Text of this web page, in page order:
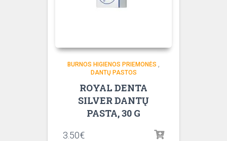
BURNOS HIGIENOS PRIEMONĖS
DANTŲ PASTOS
ROYAL DENTA
SILVER DANTŲ
PASTA, 30 G
3.50€